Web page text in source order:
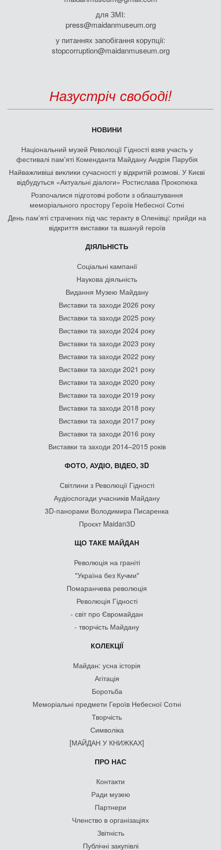
для ЗМІ:
press@maidanmuseum.org
у питаннях запобігання корупції:
stopcorruption@maidanmuseum.org
Назустріч свободі!
НОВИНИ
Національний музей Революції Гідності взяв участь у
фестивалі пам'яті Коменданта Майдану Андрія Парубія
Найважливіші виклики сучасності у відкритій розмові. У Києві
відбудуться «Актуальні діалоги» Ростислава Прокопюка
Розпочалися підготовчі роботи з облаштування
меморіального простору Героїв Небесної Сотні
День памʼяті страчених під час теракту в Оленівці: прийди на
відкриття виставки та вшануй героїв
ДІЯЛЬНІСТЬ
Соціальні кампанії
Наукова діяльність
Видання Музею Майдану
Виставки та заходи 2026 року
Виставки та заходи 2025 року
Виставки та заходи 2024 року
Виставки та заходи 2023 року
Виставки та заходи 2022 року
Виставки та заходи 2021 року
Виставки та заходи 2020 року
Виставки та заходи 2019 року
Виставки та заходи 2018 року
Виставки та заходи 2017 року
Виставки та заходи 2016 року
Виставки та заходи 2014–2015 років
ФОТО, АУДІО, ВІДЕО, 3D
Світлини з Революції Гідності
Аудіоспогади учасників Майдану
3D-панорами Володимира Писаренка
Проєкт Maidan3D
ЩО ТАКЕ МАЙДАН
Революція на граніті
"Україна без Кучми"
Помаранчева революція
Революція Гідності
- світ про Євромайдан
- творчість Майдану
КОЛЕКЦІЇ
Майдан: усна історія
Агітація
Боротьба
Меморіальні предмети Героїв Небесної Сотні
Творчість
Символіка
[МАЙДАН У КНИЖКАХ]
ПРО НАС
Контакти
Ради музею
Партнери
Членство в організаціях
Звітність
Публічні закупівлі